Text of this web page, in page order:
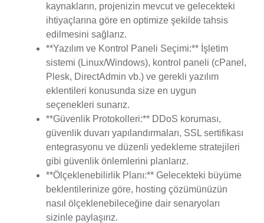
kaynakların, projenizin mevcut ve gelecekteki
ihtiyaçlarına göre en optimize şekilde tahsis
edilmesini sağlarız.
**Yazılım ve Kontrol Paneli Seçimi:** İşletim
sistemi (Linux/Windows), kontrol paneli (cPanel,
Plesk, DirectAdmin vb.) ve gerekli yazılım
eklentileri konusunda size en uygun
seçenekleri sunarız.
**Güvenlik Protokolleri:** DDoS koruması,
güvenlik duvarı yapılandırmaları, SSL sertifikası
entegrasyonu ve düzenli yedekleme stratejileri
gibi güvenlik önlemlerini planlarız.
**Ölçeklenebilirlik Planı:** Gelecekteki büyüme
beklentilerinize göre, hosting çözümünüzün
nasıl ölçeklenebileceğine dair senaryoları
sizinle paylaşırız.